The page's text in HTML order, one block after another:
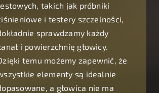
takich jak próbniki
i testery szczelności,
sprawdzamy każdy
i powierzchnię głowicy.
temu możemy zapewnić, że
elementy są idealnie
a głowica nie ma